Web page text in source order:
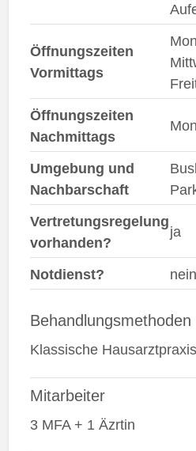
Öffnungszeiten
Vormittags
Öffnungszeiten
Nachmittags
Umgebung und
Nachbarschaft
Vertretungsregelung
vorhanden?
ja
Notdienst? nein
Behandlungsmethoden
Klassische Hausarztpraxis
Mitarbeiter
3 MFA + 1 Äzrtin